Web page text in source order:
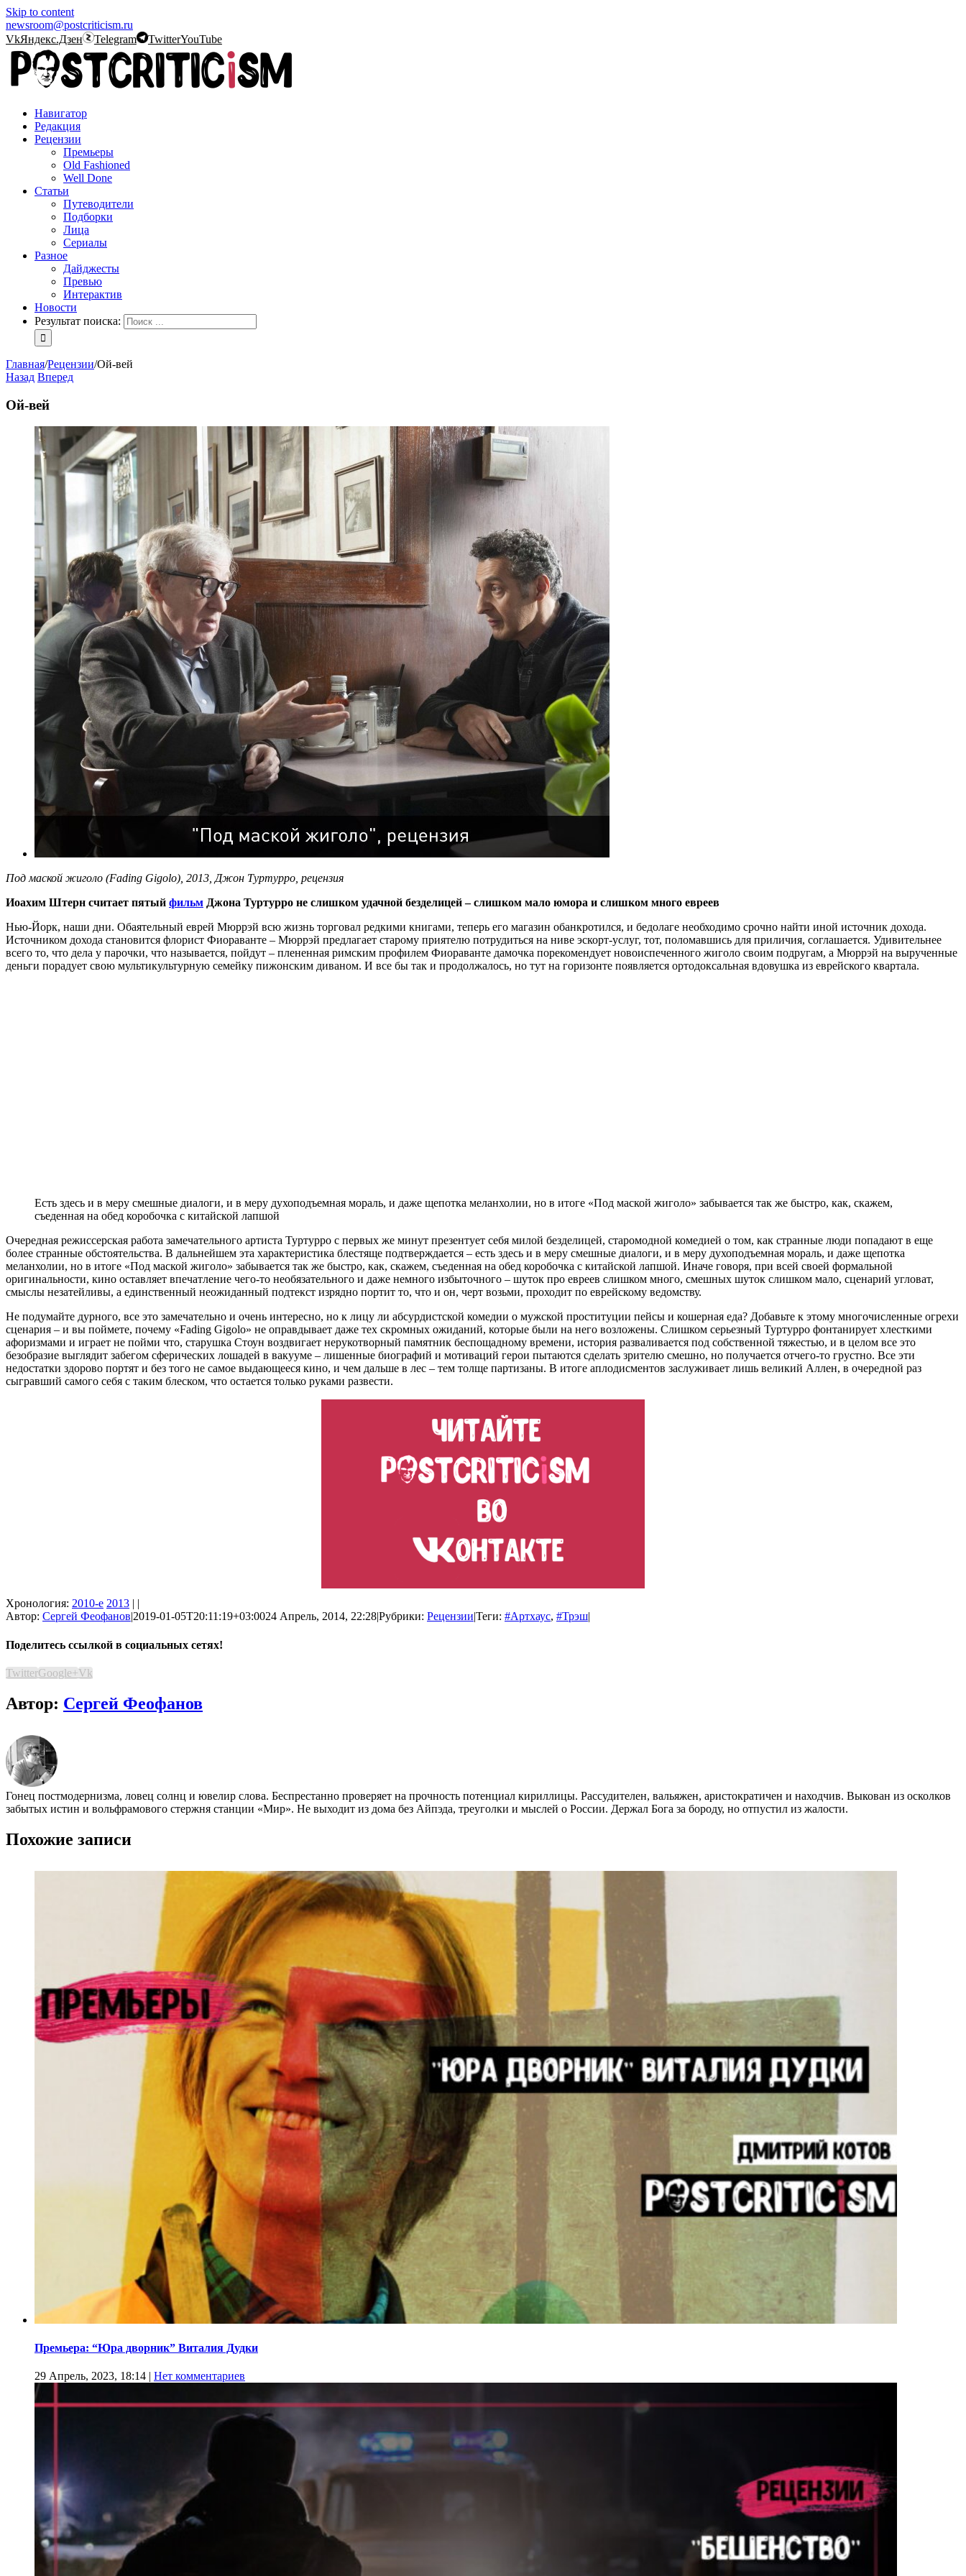
Skip to content
newsroom@postcriticism.ru
VkЯндекс.Дзен Telegram TwitterYouTube
Навигатор
Редакция
Рецензии
Премьеры
Old Fashioned
Well Done
Статьи
Путеводители
Подборки
Лица
Сериалы
Разное
Дайджесты
Превью
Интерактив
Новости
Результат поиска:
Главная/Рецензии/Ой-вей
Назад Вперед
Ой-вей
Под маской жиголо (Fading Gigolo), 2013, Джон Туртурро, рецензия
Иоахим Штерн считает пятый фильм Джона Туртурро не слишком удачной безделицей – слишком мало юмора и слишком много евреев
Нью-Йорк, наши дни. Обаятельный еврей Мюррэй всю жизнь торговал редкими книгами, теперь его магазин обанкротился, и бедолаге необходимо срочно найти иной источник дохода.
Источником дохода становится флорист Фиораванте – Мюррэй предлагает старому приятелю потрудиться на ниве эскорт-услуг, тот, поломавшись для приличия, соглашается. Удивительнее
всего то, что дела у парочки, что называется, пойдут – плененная римским профилем Фиораванте дамочка порекомендует новоиспеченного жиголо своим подругам, а Мюррэй на вырученные
деньги порадует свою мультикультурную семейку пижонским диваном. И все бы так и продолжалось, но тут на горизонте появляется ортодоксальная вдовушка из еврейского квартала.
Есть здесь и в меру смешные диалоги, и в меру духоподъемная мораль, и даже щепотка меланхолии, но в итоге «Под маской жиголо» забывается так же быстро, как, скажем,
съеденная на обед коробочка с китайской лапшой
Очередная режиссерская работа замечательного артиста Туртурро с первых же минут презентует себя милой безделицей, старомодной комедией о том, как странные люди попадают в еще
более странные обстоятельства. В дальнейшем эта характеристика блестяще подтверждается – есть здесь и в меру смешные диалоги, и в меру духоподъемная мораль, и даже щепотка
меланхолии, но в итоге «Под маской жиголо» забывается так же быстро, как, скажем, съеденная на обед коробочка с китайской лапшой. Иначе говоря, при всей своей формальной
оригинальности, кино оставляет впечатление чего-то необязательного и даже немного избыточного – шуток про евреев слишком много, смешных шуток слишком мало, сценарий угловат,
смыслы незатейливы, а единственный неожиданный подтекст изрядно портит то, что и он, черт возьми, проходит по еврейскому ведомству.
Не подумайте дурного, все это замечательно и очень интересно, но к лицу ли абсурдистской комедии о мужской проституции пейсы и кошерная еда? Добавьте к этому многочисленные огрехи
сценария – и вы поймете, почему «Fading Gigolo» не оправдывает даже тех скромных ожиданий, которые были на него возложены. Слишком серьезный Туртурро фонтанирует хлесткими
афоризмами и играет не пойми что, старушка Стоун воздвигает нерукотворный памятник беспощадному времени, история разваливается под собственной тяжестью, и в целом все это
безобразие выглядит забегом сферических лошадей в вакууме – лишенные биографий и мотиваций герои пытаются сделать зрителю смешно, но получается отчего-то грустно. Все эти
недостатки здорово портят и без того не самое выдающееся кино, и чем дальше в лес – тем толще партизаны. В итоге аплодисментов заслуживает лишь великий Аллен, в очередной раз
сыгравший самого себя с таким блеском, что остается только руками развести.
Хронология: 2010-е 2013 | |
Автор: Сергей Феофанов|2019-01-05T20:11:19+03:0024 Апрель, 2014, 22:28|Рубрики: Рецензии|Теги: #Артхаус, #Трэш|
Поделитесь ссылкой в социальных сетях!
TwitterGoogle+Vk
Автор: Сергей Феофанов
Гонец постмодернизма, ловец солнц и ювелир слова. Беспрестанно проверяет на прочность потенциал кириллицы. Рассудителен, вальяжен, аристократичен и находчив. Выкован из осколков
забытых истин и вольфрамового стержня станции «Мир». Не выходит из дома без Айпэда, треуголки и мыслей о России. Держал Бога за бороду, но отпустил из жалости.
Похожие записи
Премьера: “Юра дворник” Виталия Дудки
29 Апрель, 2023, 18:14 | Нет комментариев